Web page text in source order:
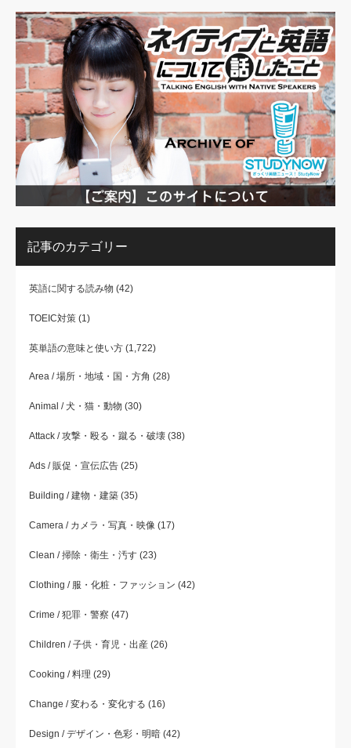
記事のカテゴリー
英語に関する読み物 (42)
TOEIC対策 (1)
英単語の意味と使い方 (1,722)
Area / 場所・地域・国・方角 (28)
Animal / 犬・猫・動物 (30)
Attack / 攻撃・殴る・蹴る・破壊 (38)
Ads / 販促・宣伝広告 (25)
Building / 建物・建築 (35)
Camera / カメラ・写真・映像 (17)
Clean / 掃除・衛生・汚す (23)
Clothing / 服・化粧・ファッション (42)
Crime / 犯罪・警察 (47)
Children / 子供・育児・出産 (26)
Cooking / 料理 (29)
Change / 変わる・変化する (16)
Design / デザイン・色彩・明暗 (42)